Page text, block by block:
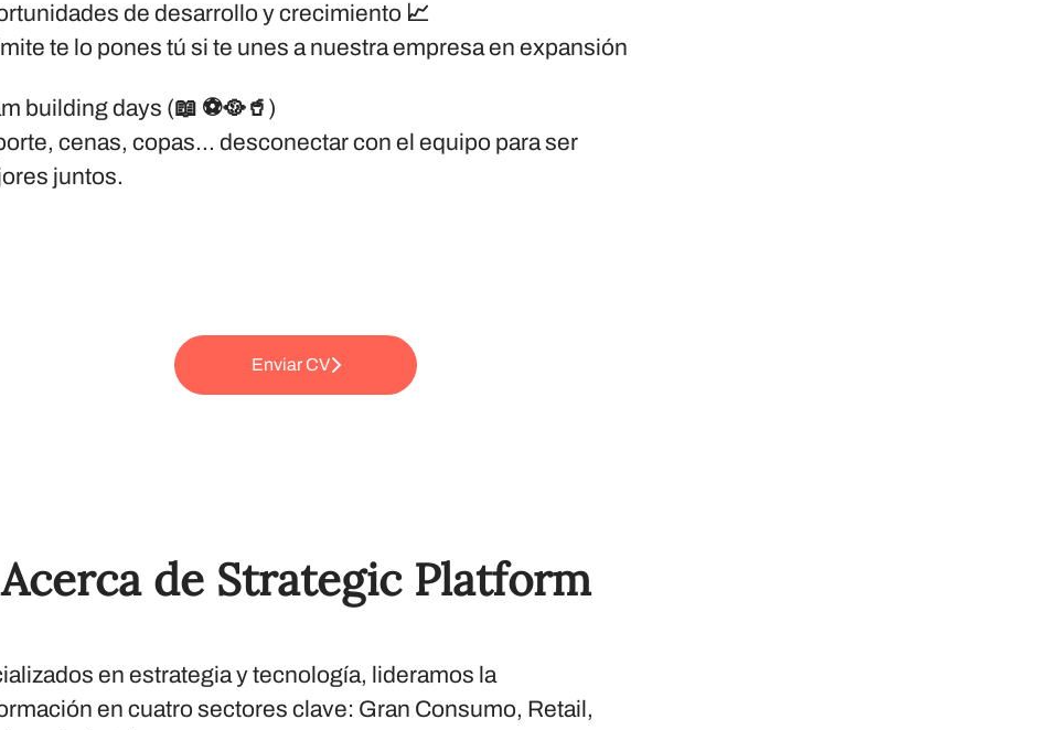
de desarrollo y crecimiento 📈
te lo pones tú si te unes a nuestra empresa en expansión
building days (📖 ⚽🥘🥤)
cenas, copas... desconectar con el equipo para ser
juntos.
Enviar CV
Acerca de Strategic Platform
en estrategia y tecnología, lideramos la
en cuatro sectores clave: Gran Consumo, Retail,